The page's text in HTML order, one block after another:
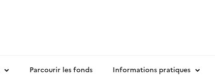
Parcourir les fonds Informations pratiques